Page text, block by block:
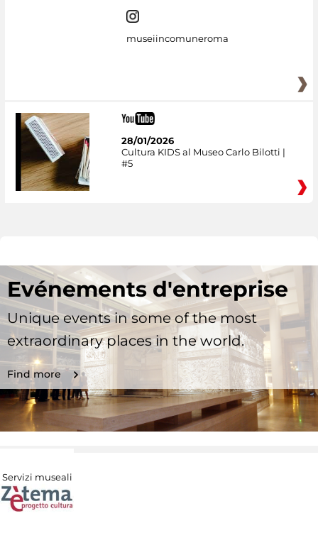
museiincomuneroma
28/01/2026
Cultura KIDS al Museo Carlo Bilotti |
#5
Evénements d'entreprise
Unique events in some of the most
extraordinary places in the world.
Find more
Servizi museali